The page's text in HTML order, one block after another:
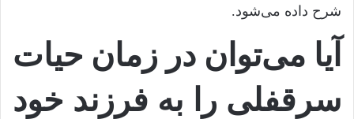
شرح داده می‌شود.
آیا می‌توان در زمان حیات
سرقفلی را به فرزند خود